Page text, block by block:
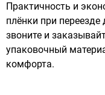
Практичность и
плёнки при
звоните и
упаковочный
комфорта.